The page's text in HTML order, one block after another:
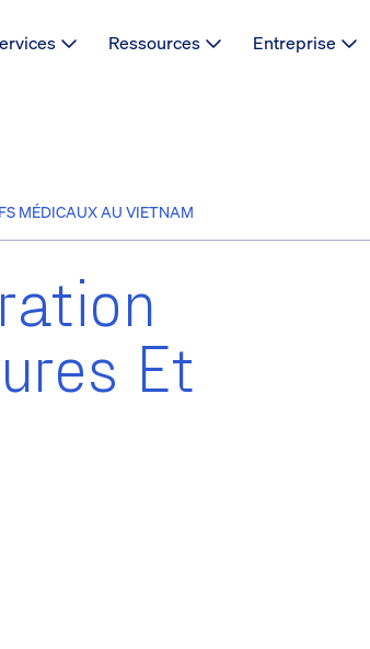
Ressources Entreprise
MÉDICAUX AU VIETNAM
Et